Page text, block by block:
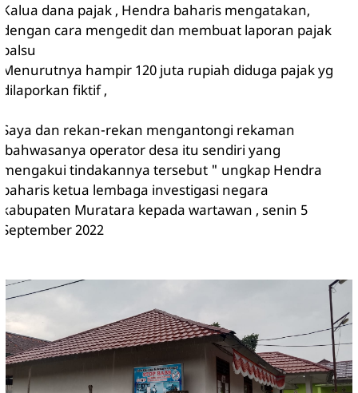
Kalua dana pajak , Hendra baharis mengatakan,
dengan cara mengedit dan membuat laporan pajak
palsu
Menurutnya hampir 120 juta rupiah diduga pajak yg
dilaporkan fiktif ,
Saya dan rekan-rekan mengantongi rekaman
bahwasanya operator desa itu sendiri yang
mengakui tindakannya tersebut " ungkap Hendra
baharis ketua lembaga investigasi negara
kabupaten Muratara kepada wartawan , senin 5
September 2022